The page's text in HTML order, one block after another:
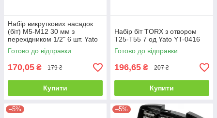
Набір викруткових насадок
(біт) М5-М12 30 мм з
перехідником 1/2" 6 шт. Yato
SPLINE YT-0414
Готово до відправки
170,05 ₴ 179 ₴
Купити
Набір біт TORX з отвором
T25-T55 7 од Yato YT-0416
Готово до відправки
196,65 ₴ 207 ₴
Купити
–5% –5%